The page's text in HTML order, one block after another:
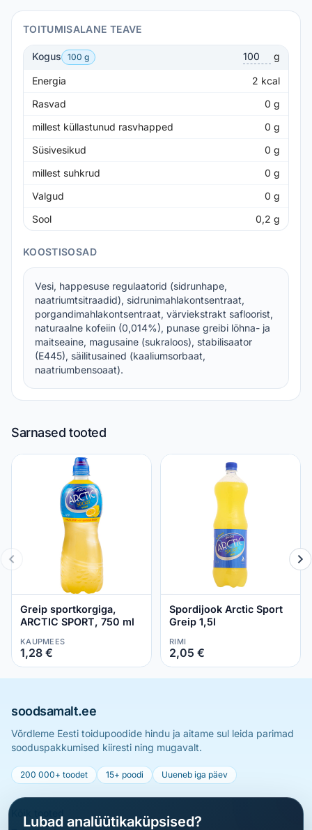
TOITUMISALANE TEAVE
Kogus 100 g g
Energia 2 kcal
Rasvad
0 g
millest küllastunud rasvhapped
0 g
Süsivesikud
0 g
millest suhkrud
0 g
Valgud
0 g
Sool
0,2 g
KOOSTISOSAD
Vesi, happesuse regulaatorid (sidrunhape,
naatriumtsitraadid), sidrunimahlakontsentraat,
porgandimahlakontsentraat, värviekstrakt safloorist,
naturaalne kofeiin (0,014%), punase greibi lõhna- ja
maitseaine, magusaine (sukraloos), stabilisaator
(E445), säilitusained (kaaliumsorbaat,
naatriumbensoaat).
Sarnased tooted
Greip sportkorgiga,
ARCTIC SPORT, 750 ml
KAUPMEES
1,28 €
Spordijook Arctic Sport
Greip 1,5l
RIMI
2,05 €
soodsamalt.ee
Võrdleme Eesti toidupoodide hindu ja aitame sul leida parimad
sooduspakkumised kiiresti ning mugavalt.
200 000+ toodet 15+ poodi Uueneb iga päev
Lubad analüütikaküpsised?